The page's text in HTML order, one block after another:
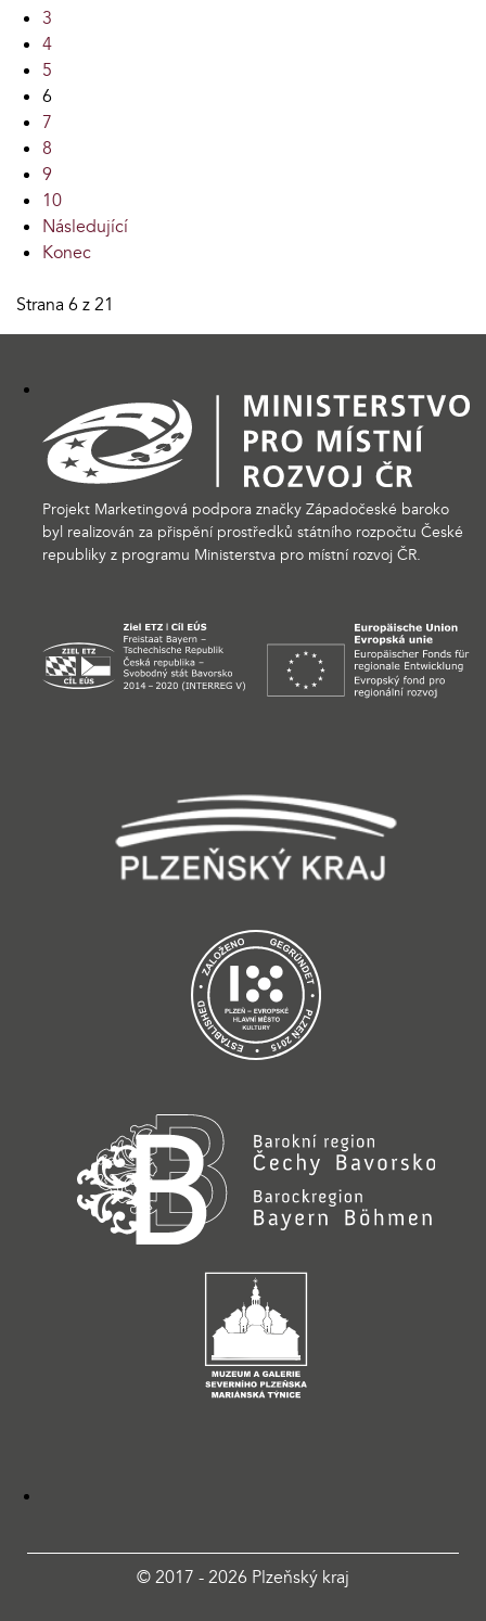
3
4
5
6
7
8
9
10
Následující
Konec
Strana 6 z 21
Projekt Marketingová podpora značky Západočeské baroko
byl realizován za přispění prostředků státního rozpočtu České
republiky z programu Ministerstva pro místní rozvoj ČR.
© 2017 - 2026 Plzeňský kraj